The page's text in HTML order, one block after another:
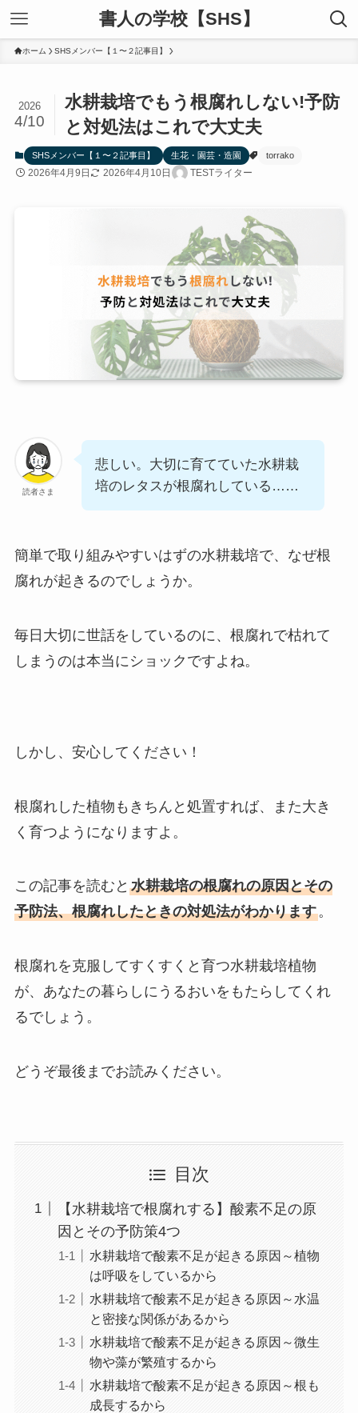
書人の学校【SHS】
ホーム SHSメンバー【１〜２記事目】
水耕栽培でもう根腐れしない!予防
と対処法はこれで大丈夫
2026
4/10
SHSメンバー【１〜２記事目】 生花・園芸・造園 torrako
2026年4月9日 2026年4月10日 TESTライター
読者さま
悲しい。大切に育てていた水耕栽
培のレタスが根腐れしている……
簡単で取り組みやすいはずの水耕栽培で、なぜ根
腐れが起きるのでしょうか。
毎日大切に世話をしているのに、根腐れで枯れて
しまうのは本当にショックですよね。
しかし、安心してください！
根腐れした植物もきちんと処置すれば、また大き
く育つようになりますよ。
この記事を読むと 水耕栽培の根腐れの原因とその
予防法、根腐れしたときの対処法がわかります。
根腐れを克服してすくすくと育つ水耕栽培植物
が、あなたの暮らしにうるおいをもたらしてくれ
るでしょう。
どうぞ最後までお読みください。
目次
【水耕栽培で根腐れする】酸素不足の原
因とその予防策4つ
水耕栽培で酸素不足が起きる原因～植物
は呼吸をしているから
水耕栽培で酸素不足が起きる原因～水温
と密接な関係があるから
水耕栽培で酸素不足が起きる原因～微生
物や藻が繁殖するから
水耕栽培で酸素不足が起きる原因～根も
成長するから